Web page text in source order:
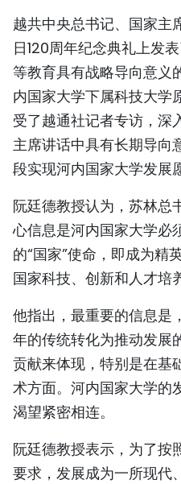
图库
视频
人民报
TIẾNG
ESPAÑOL
越共中央总书记、国家主
日120周年纪念典礼上发
等教育具有战略导向意义
内国家大学下属科技大学
受了越通社记者专访，深
主席讲话中具有长期导向
段实现河内国家大学发展
阮廷德教授认为，苏林总
心信息是河内国家大学必
的“国家”使命，即成为精
国家科技、创新和人才培
他指出，最重要的信息是
年的传统转化为推动发展
贡献来体现，特别是在基
术方面。河内国家大学的
渴望紧密相连。
阮廷德教授表示，为了按
要求，发展成为一所现代